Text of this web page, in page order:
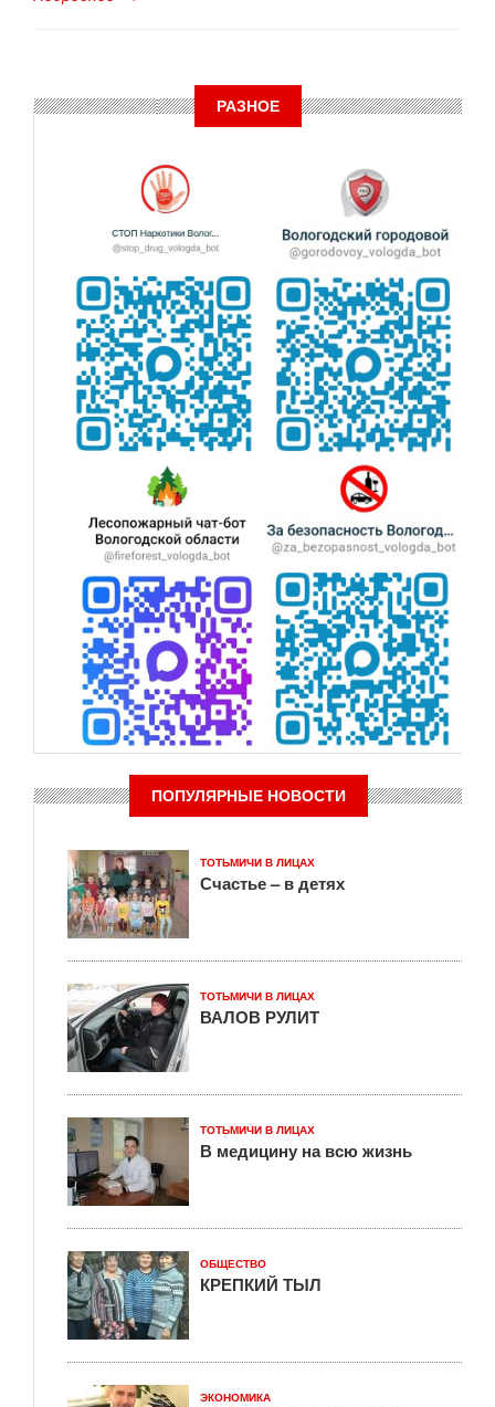
РАЗНОЕ
ПОПУЛЯРНЫЕ НОВОСТИ
ТОТЬМИЧИ В ЛИЦАХ
Счастье – в детях
ТОТЬМИЧИ В ЛИЦАХ
ВАЛОВ РУЛИТ
ТОТЬМИЧИ В ЛИЦАХ
В медицину на всю жизнь
ОБЩЕСТВО
КРЕПКИЙ ТЫЛ
ЭКОНОМИКА